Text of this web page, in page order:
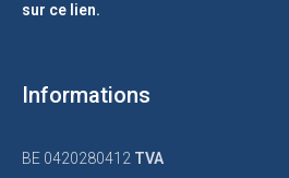
sur ce lien.
Informations
BE 0420280412 TVA